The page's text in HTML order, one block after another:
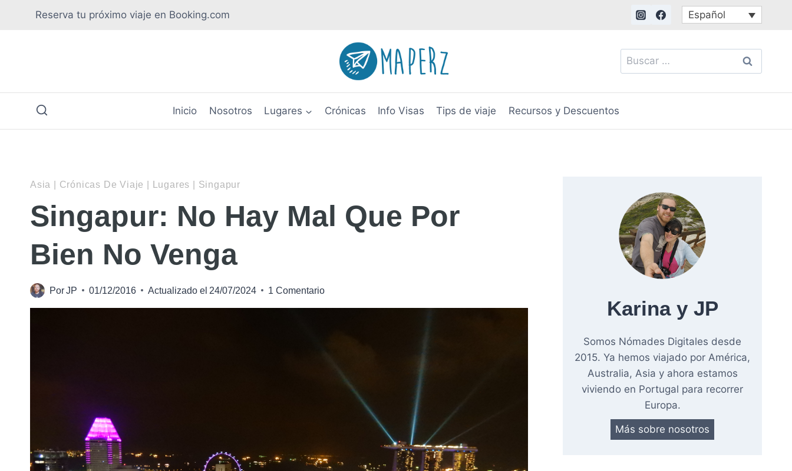
Reserva tu próximo viaje en Booking.com Español
Buscar:
Inicio Nosotros Lugares Crónicas Info Visas Tips de viaje Recursos y Descuentos
Asia Crónicas De Viaje Lugares Singapur
Singapur: No Hay Mal Que Por
Bien No Venga
PorJP 01/12/2016 Actualizado el 24/07/2024 1 Comentario
Karina y JP
Somos Nómades Digitales desde
2015. Ya hemos viajado por América,
Australia, Asia y ahora estamos
viviendo en Portugal para recorrer
Europa.
Más sobre nosotros